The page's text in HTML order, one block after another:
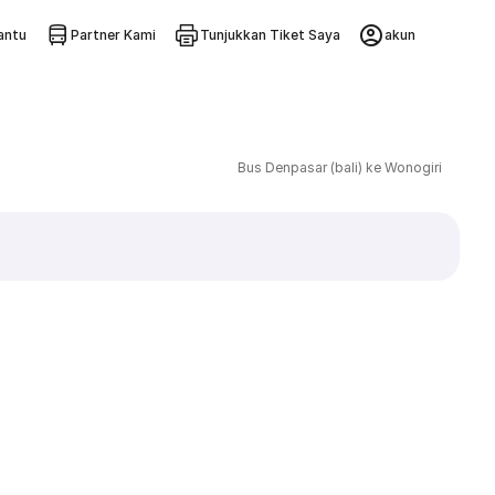
Partner Kami Tunjukkan Tiket Saya akun
Bus Denpasar (bali) ke Wonogiri